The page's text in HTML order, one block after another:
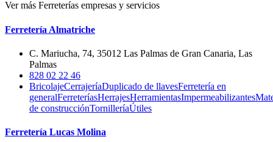
Ver más Ferreterías empresas y servicios
Ferretería Almatriche
C. Mariucha, 74, 35012 Las Palmas de Gran Canaria, Las
Palmas
828 02 22 46
BricolajeCerrajeríaDuplicado de llavesFerretería en
generalFerreteríasHerrajesHerramientasImpermeabilizantes
de construcciónTornilleríaÚtiles
Ferretería Lucas Molina